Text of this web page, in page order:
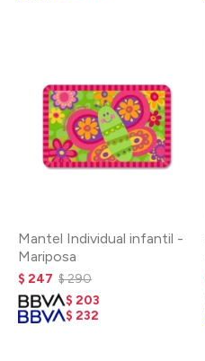
Mantel Individual infantil -
Mariposa
$ 247 $290
$ 203
$ 232